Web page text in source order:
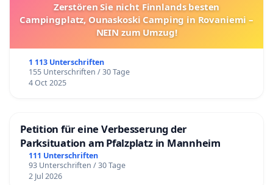
Zerstören Sie nicht Finnlands besten
Campingplatz, Ounaskoski Camping in Rovaniemi –
NEIN zum Umzug!
1 113 Unterschriften
155 Unterschriften / 30 Tage
4 Oct 2025
Petition für eine Verbesserung der
Parksituation am Pfalzplatz in Mannheim
111 Unterschriften
93 Unterschriften / 30 Tage
2 Jul 2026